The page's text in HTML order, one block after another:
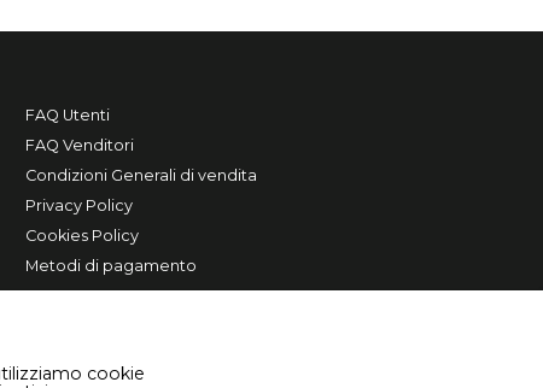
cookie
FAQ Utenti
FAQ Venditori
Condizioni Generali di vendita
Privacy Policy
Cookies Policy
Metodi di pagamento